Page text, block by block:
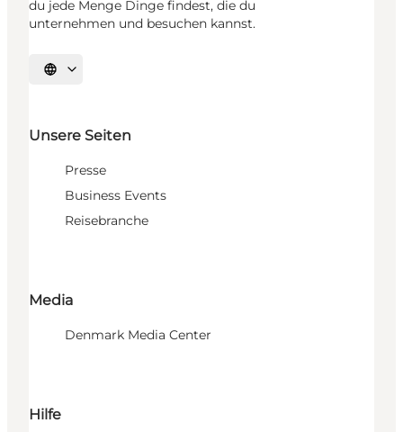
du jede Menge Dinge findest, die du
unternehmen und besuchen kannst.
Sprache auswählen
Unsere Seiten
Presse
Business Events
Reisebranche
Media
Denmark Media Center
Hilfe